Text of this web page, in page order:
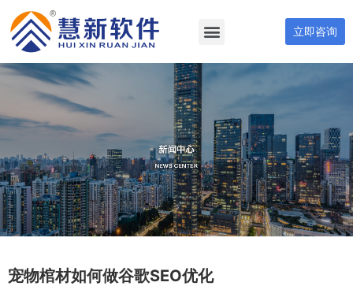
立即咨询
宠物棺材如何做谷歌SEO优化